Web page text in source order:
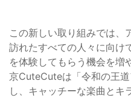
この新しい取り組みでは、
訪れたすべての人々に向け
を体験してもらう機会を増
京CuteCuteは「令和の王
し、キャッチーな楽曲とキ